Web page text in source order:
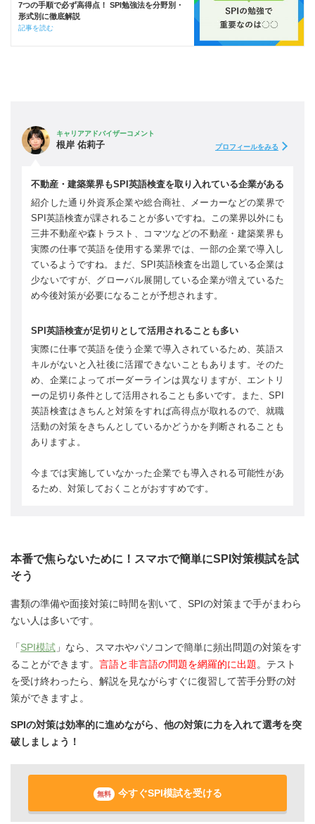
7つの手順で必ず高得点！ SPI勉強法を分野別・
形式別に徹底解説
記事を読む
キャリアアドバイザーコメント
根岸 佑莉子 プロフィールをみる
不動産・建築業界もSPI英語検査を取り入れている企業がある
紹介した通り外資系企業や総合商社、メーカーなどの業界で
SPI英語検査が課されることが多いですね。この業界以外にも
三井不動産や森トラスト、コマツなどの不動産・建築業界も
実際の仕事で英語を使用する業界では、一部の企業で導入し
ているようですね。まだ、SPI英語検査を出題している企業は
少ないですが、グローバル展開している企業が増えているた
め今後対策が必要になることが予想されます。
SPI英語検査が足切りとして活用されることも多い
実際に仕事で英語を使う企業で導入されているため、英語ス
キルがないと入社後に活躍できないこともあります。そのた
め、企業によってボーダーラインは異なりますが、エントリ
ーの足切り条件として活用されることも多いです。また、SPI
英語検査はきちんと対策をすれば高得点が取れるので、就職
活動の対策をきちんとしているかどうかを判断されることも
ありますよ。
今までは実施していなかった企業でも導入される可能性があ
るため、対策しておくことがおすすめです。
本番で焦らないために！スマホで簡単にSPI対策模試を試
そう
書類の準備や面接対策に時間を割いて、SPIの対策まで手がまわら
ない人は多いです。
「SPI模試 」なら、スマホやパソコンで簡単に頻出問題の対策をす
ることができます。 言語と非言語の問題を網羅的に出題。テスト
を受け終わったら、解説を見ながらすぐに復習して苦手分野の対
策ができますよ。
SPIの対策は効率的に進めながら、他の対策に力を入れて選考を突
破しましょう！
無料 今すぐSPI模試を受ける